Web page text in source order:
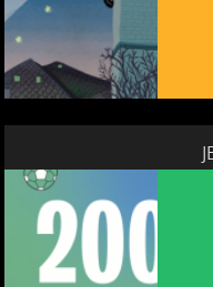
NOUS UTILISONS DES